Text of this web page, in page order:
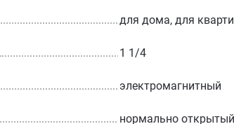
для дома, для
1 1/4
электромагнитный
нормально открытый